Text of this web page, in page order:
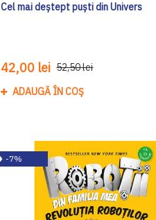
Cel mai deștept puști din Univers
42,00 lei 52,50 lei
ADAUGĂ ÎN COȘ
-7%